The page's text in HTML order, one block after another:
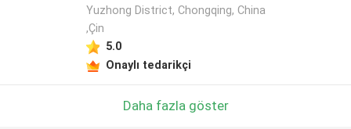
Yuzhong District, Chongqing, China
,Çin
5.0
Onaylı tedarikçi
Daha fazla göster